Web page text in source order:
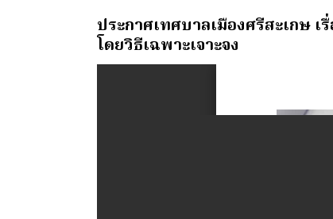
ประกาศเทศบาลเมืองศรีสะเกษ
โดยวิธีเฉพาะเจาะจง